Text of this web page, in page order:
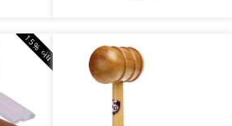
15% બંધ